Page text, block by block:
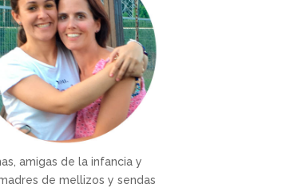
amigas de la infancia y
de mellizos y sendas